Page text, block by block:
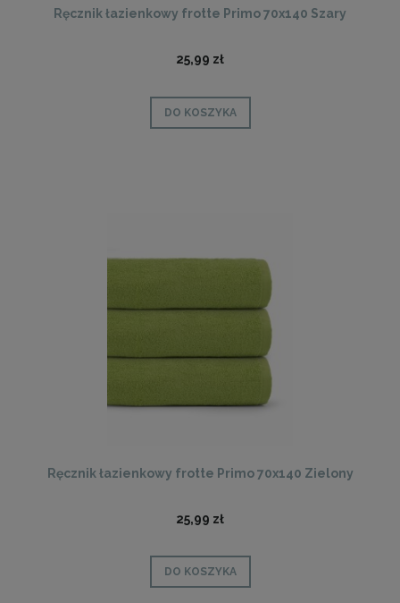
Ręcznik łazienkowy frotte Primo 70x140 Szary
25,99 zł
DO KOSZYKA
Ręcznik łazienkowy frotte Primo 70x140 Zielony
25,99 zł
DO KOSZYKA